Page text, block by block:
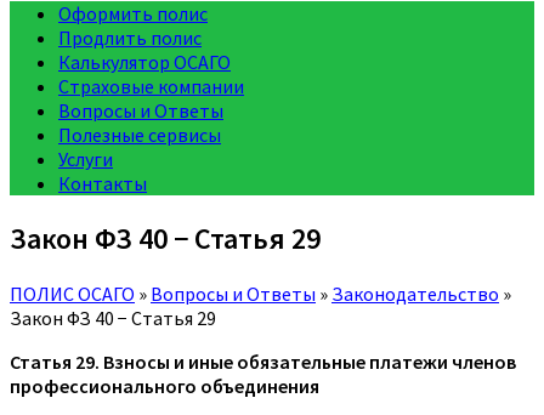
Оформить полис
Продлить полис
Калькулятор ОСАГО
Страховые компании
Вопросы и Ответы
Полезные сервисы
Услуги
Контакты
Закон ФЗ 40 − Статья 29
ПОЛИС ОСАГО » Вопросы и Ответы » Законодательство »
Закон ФЗ 40 − Статья 29
Статья 29. Взносы и иные обязательные платежи членов
профессионального объединения